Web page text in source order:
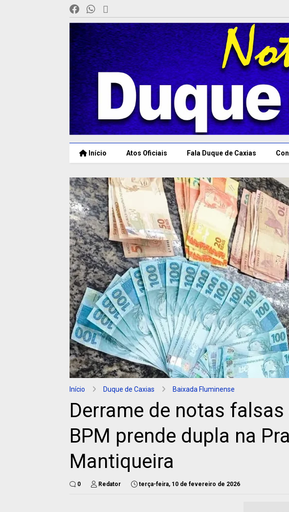
Início Atos Oficiais Fala Duque de Caxias
Início Duque de Caxias Baixada Fluminense
Derrame de notas falsas
BPM prende dupla na
Mantiqueira
0 Redator terça-feira, 10 de fevereiro de 2026